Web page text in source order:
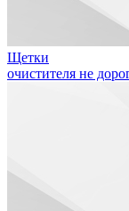
Щетки
очистителя не